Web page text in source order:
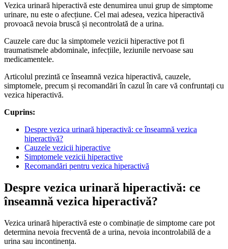
Vezica urinară hiperactivă este denumirea unui grup de simptome
urinare, nu este o afecțiune. Cel mai adesea, vezica hiperactivă
provoacă nevoia bruscă și necontrolată de a urina.
Cauzele care duc la simptomele vezicii hiperactive pot fi
traumatismele abdominale, infecțiile, leziunile nervoase sau
medicamentele.
Articolul prezintă ce înseamnă vezica hiperactivă, cauzele,
simptomele, precum și recomandări în cazul în care vă confruntați cu
vezica hiperactivă.
Cuprins:
Despre vezica urinară hiperactivă: ce înseamnă vezica
hiperactivă?
Cauzele vezicii hiperactive
Simptomele vezicii hiperactive
Recomandări pentru vezica hiperactivă
Despre vezica urinară hiperactivă: ce
înseamnă vezica hiperactivă?
Vezica urinară hiperactivă este o combinație de simptome care pot
determina nevoia frecventă de a urina, nevoia incontrolabilă de a
urina sau incontinența.